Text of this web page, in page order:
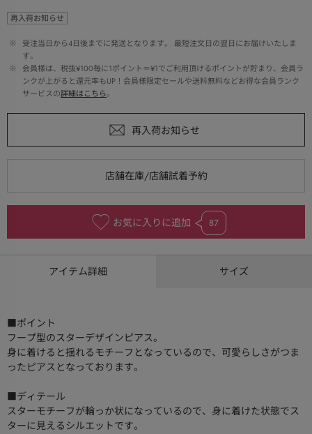
再入荷お知らせ
※
受注当日から4日後までに発送となります。 最短注文日の翌日にお届けいたしま
す。
※
会員様は、税抜¥100毎に1ポイント＝¥1でご利用頂けるポイントが貯まり、会員ラ
ンクが上がると還元率もUP！会員様限定セールや送料無料などお得な会員ランク
サービスの詳細はこちら。
お気に入りに追加 87
アイテム詳細 サイズ
■ポイント
フープ型のスターデザインピアス。
身に着けると揺れるモチーフとなっているので、可愛らしさがつま
ったピアスとなっております。
■ディテール
スターモチーフが輪っか状になっているので、身に着けた状態でス
ターに見えるシルエットです。